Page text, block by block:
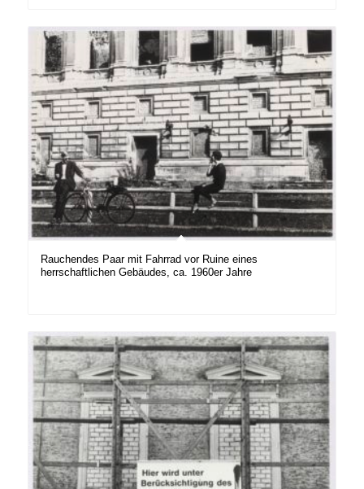
Rauchendes Paar mit Fahrrad vor Ruine eines
herrschaftlichen Gebäudes, ca. 1960er Jahre